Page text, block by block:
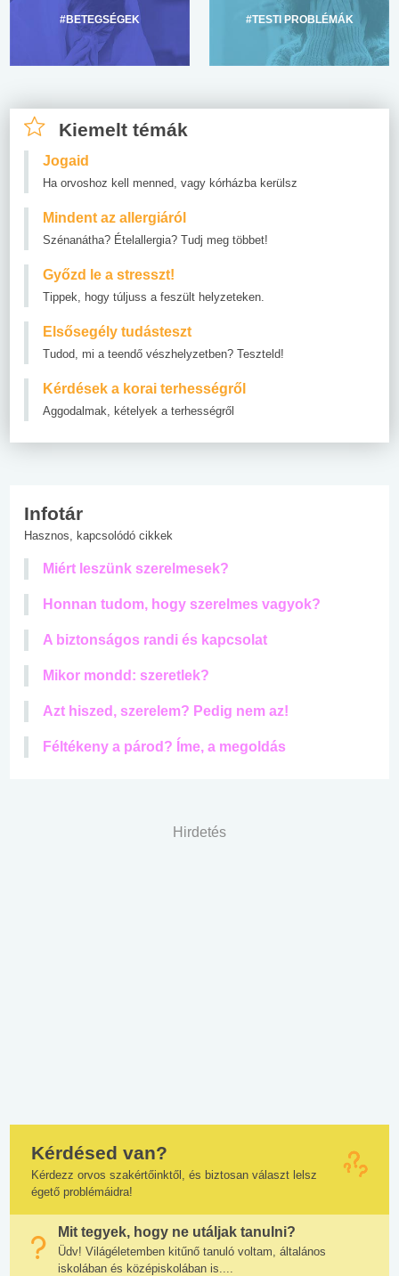
#BETEGSÉGEK #TESTI PROBLÉMÁK
Kiemelt témák
Jogaid
Ha orvoshoz kell menned, vagy kórházba kerülsz
Mindent az allergiáról
Szénanátha? Ételallergia? Tudj meg többet!
Győzd le a stresszt!
Tippek, hogy túljuss a feszült helyzeteken.
Elsősegély tudásteszt
Tudod, mi a teendő vészhelyzetben? Teszteld!
Kérdések a korai terhességről
Aggodalmak, kételyek a terhességről
Infotár
Hasznos, kapcsolódó cikkek
Miért leszünk szerelmesek?
Honnan tudom, hogy szerelmes vagyok?
A biztonságos randi és kapcsolat
Mikor mondd: szeretlek?
Azt hiszed, szerelem? Pedig nem az!
Féltékeny a párod? Íme, a megoldás
Hirdetés
Kérdésed van?
Kérdezz orvos szakértőinktől, és biztosan választ lelsz
égető problémáidra!
Mit tegyek, hogy ne utáljak tanulni?
Üdv! Világéletemben kitűnő tanuló voltam, általános
iskolában és középiskolában is....